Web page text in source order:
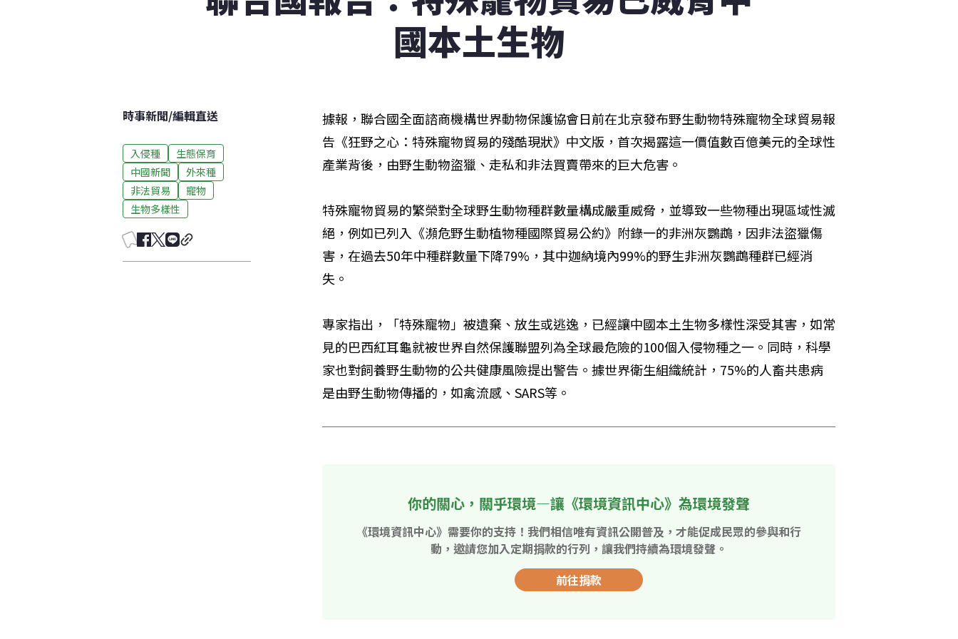
國本土生物
時事新聞/編輯直送
入侵種
生態保育
中國新聞
外來種
非法貿易
寵物
生物多樣性
據報，聯合國全面諮商機構世界動物保護協會日前在北京發布野生動物特殊寵物全球貿易報
告《狂野之心：特殊寵物貿易的殘酷現狀》中文版，首次揭露這一價值數百億美元的全球性
產業背後，由野生動物盜獵、走私和非法買賣帶來的巨大危害。
特殊寵物貿易的繁榮對全球野生動物種群數量構成嚴重威脅，並導致一些物種出現區域性滅
絕，例如已列入《瀕危野生動植物種國際貿易公約》附錄一的非洲灰鸚鵡，因非法盜獵傷
害，在過去50年中種群數量下降79%，其中迦納境內99%的野生非洲灰鸚鵡種群已經消
失。
專家指出，「特殊寵物」被遺棄、放生或逃逸，已經讓中國本土生物多樣性深受其害，如常
見的巴西紅耳龜就被世界自然保護聯盟列為全球最危險的100個入侵物種之一。同時，科學
家也對飼養野生動物的公共健康風險提出警告。據世界衛生組織統計，75%的人畜共患病
是由野生動物傳播的，如禽流感、SARS等。
你的關心，關乎環境—讓《環境資訊中心》為環境發聲
《環境資訊中心》需要你的支持！我們相信唯有資訊公開普及，才能促成民眾的參與和行
動，邀請您加入定期捐款的行列，讓我們持續為環境發聲。
前往捐款